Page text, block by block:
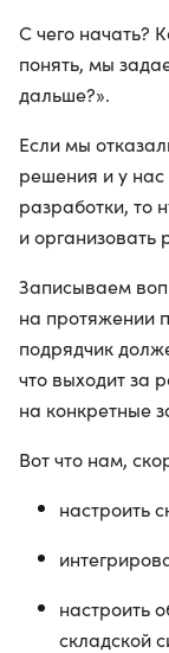
С чего начать?
понять, мы
дальше?».
Если мы
решения и у нас
разработки, то
и организовать
Записываем
на протяжении
подрядчик
что выходит за
на конкретные
Вот что нам,
настроить
настроить
складской